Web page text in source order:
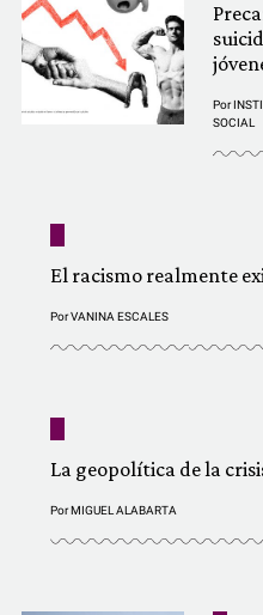
Por
SOCIAL
El racismo realmente
PorVANINA ESCALES
La geopolítica de la
PorMIGUEL ALABARTA